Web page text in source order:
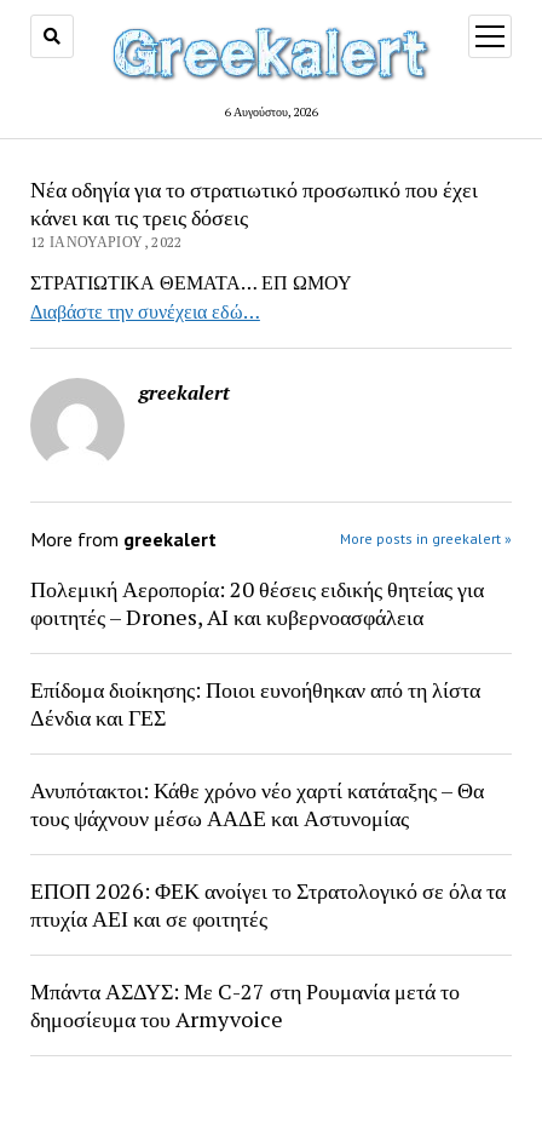
6 Αυγούστου, 2026
open
menu
Νέα οδηγία για το στρατιωτικό προσωπικό που έχει
κάνει και τις τρεις δόσεις
12 ΙΑΝΟΥΑΡΊΟΥ, 2022
ΣΤΡΑΤΙΩΤΙΚΑ ΘΕΜΑΤΑ… ΕΠ ΩΜΟΥ
Διαβάστε την συνέχεια εδώ…
greekalert
More from greekalert More posts in greekalert »
Πολεμική Αεροπορία: 20 θέσεις ειδικής θητείας για
φοιτητές – Drones, AI και κυβερνοασφάλεια
Επίδομα διοίκησης: Ποιοι ευνοήθηκαν από τη λίστα
Δένδια και ΓΕΣ
Ανυπότακτοι: Κάθε χρόνο νέο χαρτί κατάταξης – Θα
τους ψάχνουν μέσω ΑΑΔΕ και Αστυνομίας
ΕΠΟΠ 2026: ΦΕΚ ανοίγει το Στρατολογικό σε όλα τα
πτυχία ΑΕΙ και σε φοιτητές
Μπάντα ΑΣΔΥΣ: Με C-27 στη Ρουμανία μετά το
δημοσίευμα του Armyvoice